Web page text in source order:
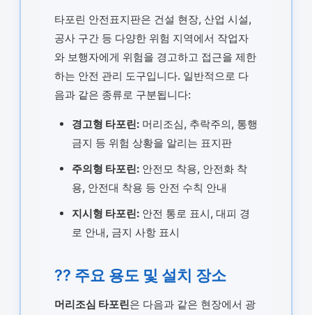
타포린 안전표지판은 건설 현장, 산업 시설,
공사 구간 등 다양한 위험 지역에서 작업자
와 보행자에게 위험을 경고하고 접근을 제한
하는 안전 관리 도구입니다. 일반적으로 다
음과 같은 종류로 구분됩니다:
경고형 타포린:머리조심, 추락주의, 통행
금지 등 위험 상황을 알리는 표지판
주의형 타포린:안전모 착용, 안전화 착
용, 안전대 착용 등 안전 수칙 안내
지시형 타포린:안전 통로 표시, 대피 경
로 안내, 금지 사항 표시
?? 주요 용도 및 설치 장소
머리조심 타포린은 다음과 같은 현장에서 광